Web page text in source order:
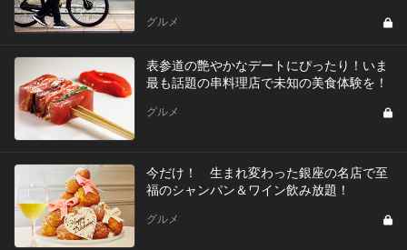
グルメ
表参道の艶やかなデートにぴったり！いま
最も話題の串料理店で未知の美食体験を！
グルメ
今だけ！ 生まれ変わった銀座の名店で至
福のシャンパン＆ワイン飲み放題！
グルメ